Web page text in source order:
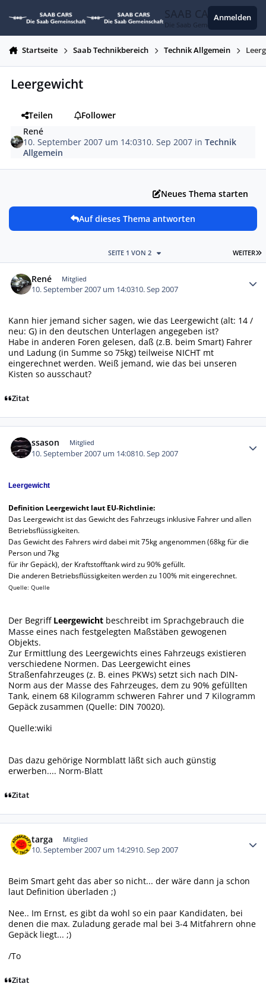
SAAB CARS
Die Saab Gemeinschaft
Anmelden
Startseite Saab Technikbereich Technik Allgemein
Leergewicht
Teilen
Follower
René
10. September 2007 um 14:0310. Sep 2007 inTechnik
Allgemein
Neues Thema starten
Auf dieses Thema antworten
WEITER
SEITE 1 VON 2
René Mitglied
10. September 2007 um 14:0310. Sep 2007
Kann hier jemand sicher sagen, wie das Leergewicht (alt: 14 /
neu: G) in den deutschen Unterlagen angegeben ist?
Habe in anderen Foren gelesen, daß (z.B. beim Smart) Fahrer
und Ladung (in Summe so 75kg) teilweise NICHT mt
eingerechnet werden. Weiß jemand, wie das bei unseren
Kisten so ausschaut?
Zitat
ssason Mitglied
10. September 2007 um 14:0810. Sep 2007
Leergewicht
Definition Leergewicht laut EU-Richtlinie:
Das Leergewicht ist das Gewicht des Fahrzeugs inklusive Fahrer und allen
Betriebsflüssigkeiten.
Das Gewicht des Fahrers wird dabei mit 75kgangenommen (68kg für die
Person und 7kg
für ihr Gepäck), der Kraftstofftank wird zu 90% gefüllt.
Die anderen Betriebsflüssigkeiten werden zu 100% mit eingerechnet.
Quelle: Quelle
Der Begriff Leergewicht beschreibt im Sprachgebrauch die
Masse eines nach festgelegten Maßstäben gewogenen
Objekts.
Zur Ermittlung des Leergewichts eines Fahrzeugs existieren
verschiedene Normen. Das Leergewicht eines
Straßenfahrzeuges (z. B. eines PKWs) setzt sich nach DIN-
Norm aus der Masse des Fahrzeuges, dem zu 90% gefüllten
Tank, einem 68 Kilogramm schweren Fahrer und 7 Kilogramm
Gepäck zusammen (Quelle: DIN 70020).
Quelle:wiki
Das dazu gehörige Normblatt läßt sich auch günstig
erwerben.... Norm-Blatt
Zitat
targa Mitglied
10. September 2007 um 14:2910. Sep 2007
Beim Smart geht das aber so nicht... der wäre dann ja schon
laut Definition überladen ;)
Nee.. Im Ernst, es gibt da wohl so ein paar Kandidaten, bei
denen die max. Zuladung gerade mal bei 3-4 Mitfahrern ohne
Gepäck liegt... ;)
/To
Zitat